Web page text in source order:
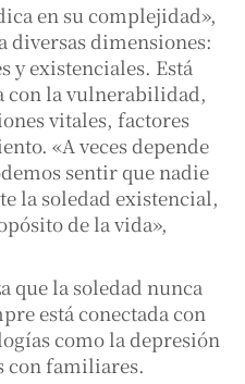
en su complejidad»,
diversas dimensiones:
y existenciales. Está
con la vulnerabilidad,
vitales, factores
«A veces depende
sentir que nadie
la soledad existencial,
de la vida»,
que la soledad nunca
está conectada con
como la depresión
con familiares.